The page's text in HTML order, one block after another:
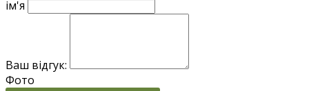
ім'я
Ваш відгук:
Фото